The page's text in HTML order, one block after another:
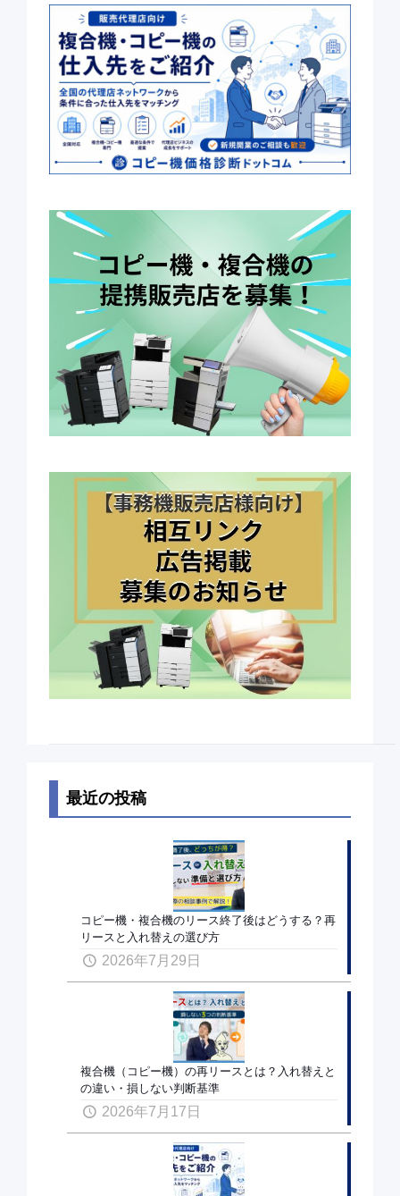
最近の投稿
コピー機・複合機のリース終了後はどうする？再
リースと入れ替えの選び方
2026年7月29日
複合機（コピー機）の再リースとは？入れ替えと
の違い・損しない判断基準
2026年7月17日